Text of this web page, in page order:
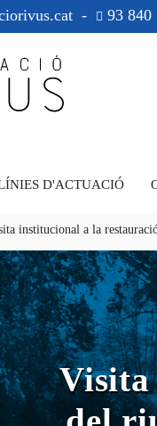
- 93 840
D'ACTUACIÓ
institucional a la